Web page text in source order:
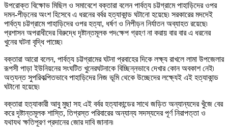
উপরোক্তবিক্ষোভ মিছিল ও সমাবেশে বক্তারা বলেন পার্বত্য চট্টগ্রামে পাহাড়িদের ওপর
দমন-পীড়নের অংশ হিসেবে এ ধরনের বর্বর হত্যাকান্ড ঘটানো হয়েছে৷ সরকারের মদদেই
পার্বত্য চট্টগ্রামে পাহাড়িদের ওপর হত্যা, ধর্ষণ ও নিপীড়ন নির্যাতন অব্যাহত রয়েছে৷
প্রশাসন অপরাধীদের বিরুদ্ধে দৃষ্টান্তমূলক পদক্ষেপ গ্রহণ না করায় বার বার এ ধরনের
খুনের ঘটনা বৃদ্ধি পাচ্ছে৷
বক্তারা আরো বলেন, পার্বত্য চট্টগ্রামের ঘটনা প্রবাহের দিকে লক্ষ্য রাখলে লামা উপজেলার
রূপসী পাড়াইউনিয়নের সংঘটিত খুনেরঘটনাকে বিচ্ছিন্নভাবে দেখার কোন অবকাশ নেই৷
অত্যন্ত সুপরিকল্পিতভাবে পাহাড়িদের নিজ ভূমি থেকে উচ্ছেদেরলক্ষ্যেই এই হত্যাকান্ড
ঘটানো হয়েছে৷
বক্তারা হত্যাকারী আবু মুছা সহ এই বর্বর হত্যাকান্ডের সাথে জড়িত অন্যান্যদের খুঁজে বের
করে দৃষ্টান্তমূলক শাস্তি, তিগ্রস্ত পরিবারের অন্যান্য সদস্যদের পূর্ণ নিরাপত্তা ও
যথাযথক্ষতিপূরণ প্রদানের জোর দাবি জানান৷